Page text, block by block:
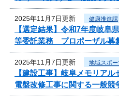
2025年11月7日更新 健康推進課
【選定結果】令和7年度岐阜
等委託業務 プロポーザル募
2025年11月7日更新 地域スポ
【建設工事】岐阜メモリア
電盤改修工事に関する一般競